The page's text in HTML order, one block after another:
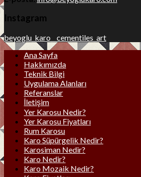
Instagram
beyoglu_karo__cementiles_art
Ana Sayfa
Hakkımızda
Teknik Bilgi
Uygulama Alanları
Referanslar
İletişim
Yer Karosu Nedir?
Yer Karosu Fiyatları
Rum Karosu
Karo Süpürgelik Nedir?
Karosiman Nedir?
Karo Nedir?
Karo Mozaik Nedir?